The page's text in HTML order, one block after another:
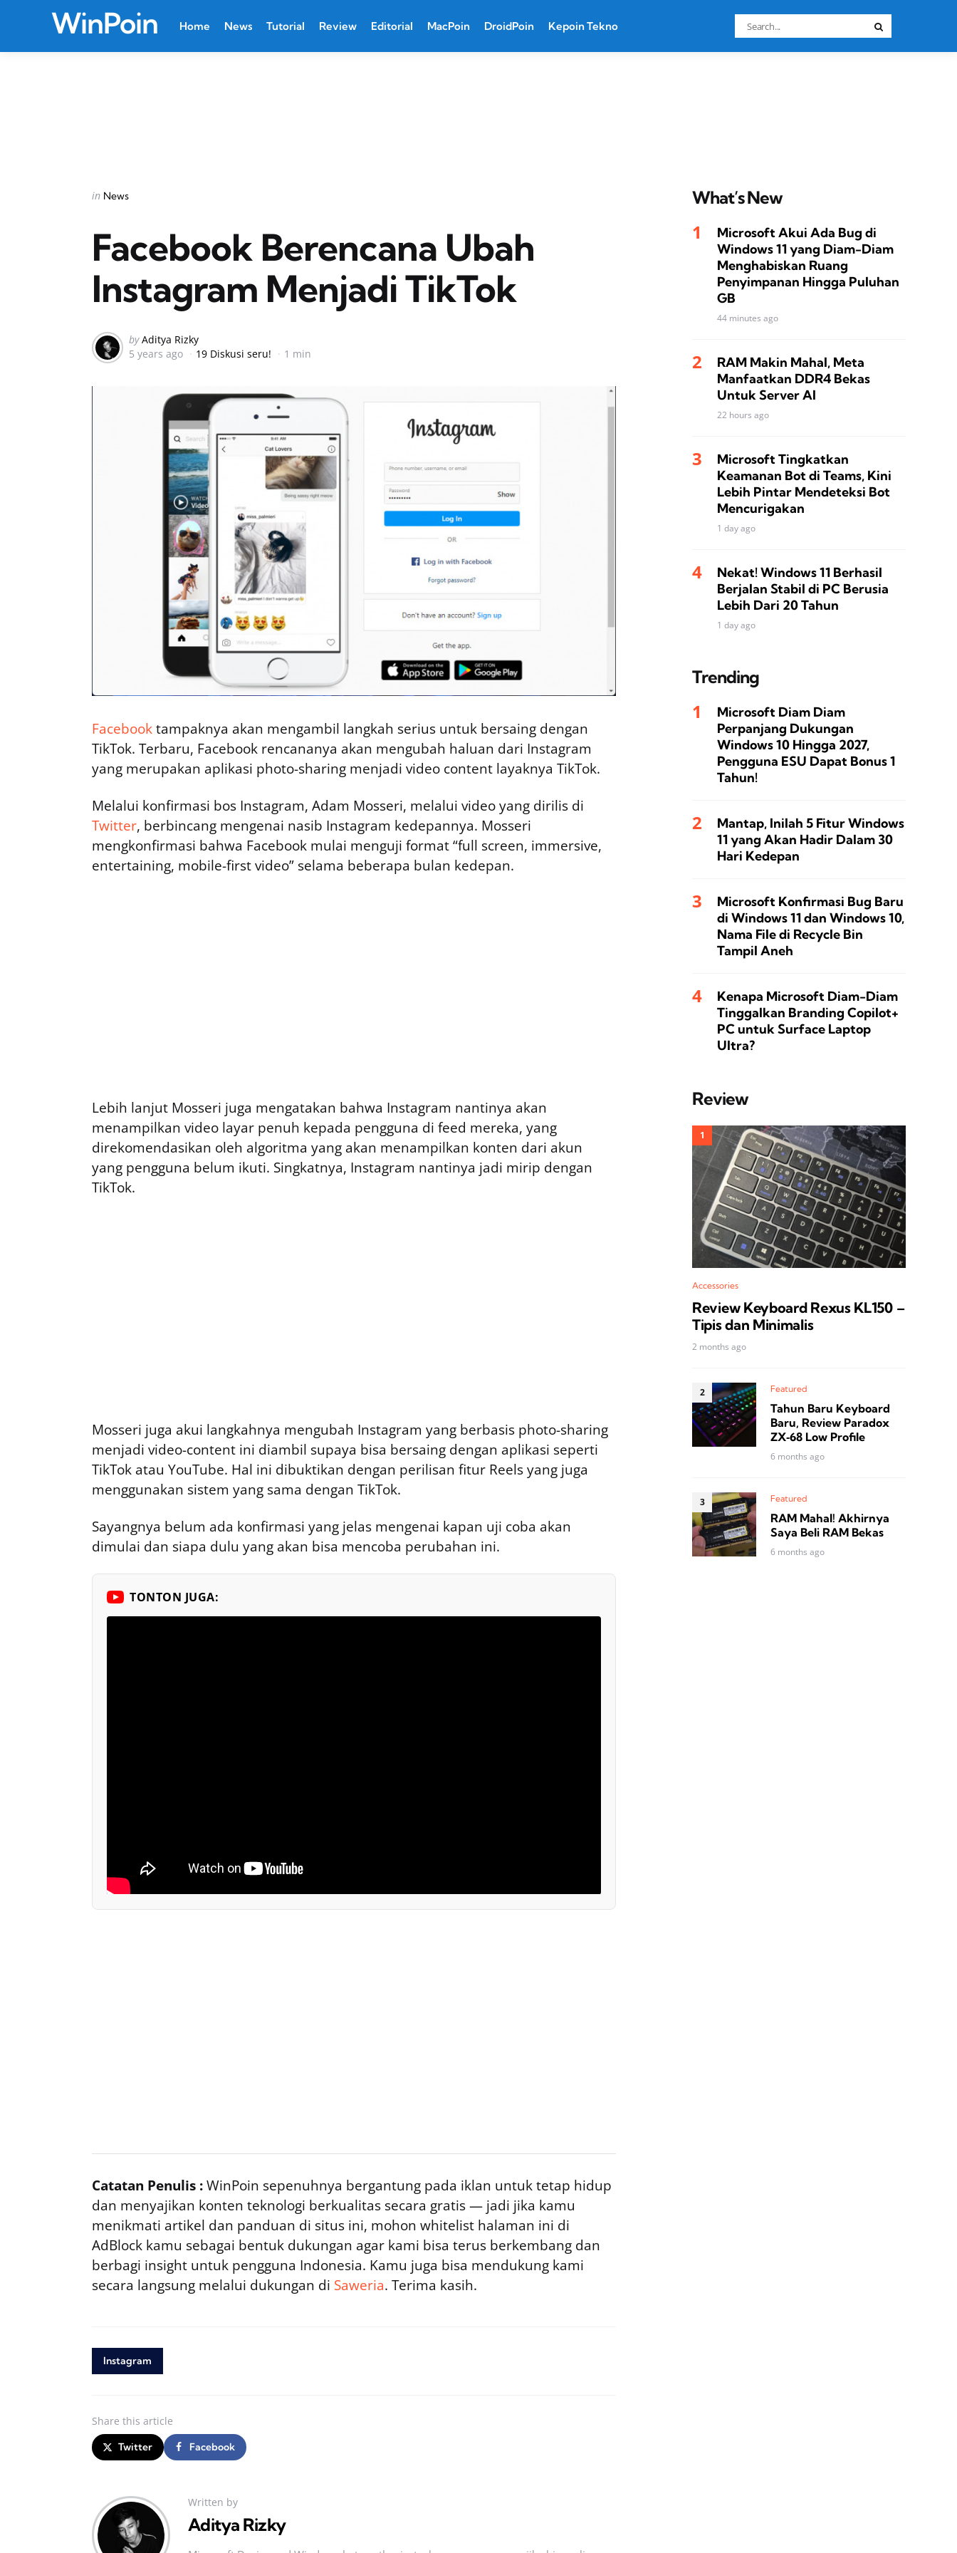
WinPoin Home News Tutorial Review Editorial MacPoin DroidPoin Kepoin Tekno
Search
for:
Categories
Posted
in News
Facebook Berencana Ubah
Instagram Menjadi TikTok
Posted
by
by Aditya Rizky
5 years ago
19 Diskusi seru! 1 min
Facebooktampaknya akan mengambil langkah serius untuk bersaing dengan
TikTok. Terbaru, Facebook rencananya akan mengubah haluan dari Instagram
yang merupakan aplikasi photo-sharing menjadi video content layaknya TikTok.
Melalui konfirmasi bos Instagram, Adam Mosseri, melalui video yang dirilis di
Twitter, berbincang mengenai nasib Instagram kedepannya. Mosseri
mengkonfirmasi bahwa Facebook mulai menguji format “full screen, immersive,
entertaining, mobile-first video” selama beberapa bulan kedepan.
Lebih lanjut Mosseri juga mengatakan bahwa Instagram nantinya akan
menampilkan video layar penuh kepada pengguna di feed mereka, yang
direkomendasikan oleh algoritma yang akan menampilkan konten dari akun
yang pengguna belum ikuti. Singkatnya, Instagram nantinya jadi mirip dengan
TikTok.
Mosseri juga akui langkahnya mengubah Instagram yang berbasis photo-sharing
menjadi video-content ini diambil supaya bisa bersaing dengan aplikasi seperti
TikTok atau YouTube. Hal ini dibuktikan dengan perilisan fitur Reels yang juga
menggunakan sistem yang sama dengan TikTok.
Sayangnya belum ada konfirmasi yang jelas mengenai kapan uji coba akan
dimulai dan siapa dulu yang akan bisa mencoba perubahan ini.
TONTON JUGA:
Catatan Penulis :WinPoin sepenuhnya bergantung pada iklan untuk tetap hidup
dan menyajikan konten teknologi berkualitas secara gratis — jadi jika kamu
menikmati artikel dan panduan di situs ini, mohon whitelist halaman ini di
AdBlock kamu sebagai bentuk dukungan agar kami bisa terus berkembang dan
berbagi insight untuk pengguna Indonesia. Kamu juga bisa mendukung kami
secara langsung melalui dukungan di Saweria. Terima kasih.
Instagram
Share this article
Twitter Facebook
Written by
Aditya Rizky
What’s New
Microsoft Akui Ada Bug di
Windows 11 yang Diam-Diam
Menghabiskan Ruang
Penyimpanan Hingga Puluhan
GB
44 minutes ago
RAM Makin Mahal, Meta
Manfaatkan DDR4 Bekas
Untuk Server AI
22 hours ago
Microsoft Tingkatkan
Keamanan Bot di Teams, Kini
Lebih Pintar Mendeteksi Bot
Mencurigakan
1 day ago
Nekat! Windows 11 Berhasil
Berjalan Stabil di PC Berusia
Lebih Dari 20 Tahun
1 day ago
Trending
Microsoft Diam Diam
Perpanjang Dukungan
Windows 10 Hingga 2027,
Pengguna ESU Dapat Bonus 1
Tahun!
Mantap, Inilah 5 Fitur Windows
11 yang Akan Hadir Dalam 30
Hari Kedepan
Microsoft Konfirmasi Bug Baru
di Windows 11 dan Windows 10,
Nama File di Recycle Bin
Tampil Aneh
Kenapa Microsoft Diam-Diam
Tinggalkan Branding Copilot+
PC untuk Surface Laptop
Ultra?
Review
Accessories
Review Keyboard Rexus KL150 –
Tipis dan Minimalis
2 months ago
Featured
Tahun Baru Keyboard
Baru, Review Paradox
ZX‑68 Low Profile
6 months ago
Featured
RAM Mahal! Akhirnya
Saya Beli RAM Bekas
6 months ago